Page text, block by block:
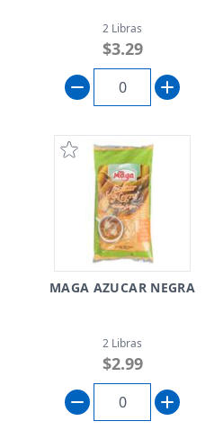
2 Libras
$3.29
MAGA AZUCAR NEGRA
2 Libras
$2.99